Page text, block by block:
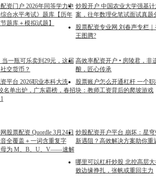
资门户 2026年同等学力申
合水平考试》题库【历年
题库＋模拟试题】
炒股开户 中国农业大学强基
案，往年数理化笔试面试真题
股票配资专业网 刘春声专栏
王图腾?
一瓶可乐卖到29元，这届
交货币？
高效率配资开户 • 房陵君，非
酿，匠心传承
平台 2026职业本科大洗
名单出炉，广东霸榜，春招
股票账户怎么开通杠杆 一个
块：教师工资背后的爬坡游戏
股票配资 Quordle 3月24日
全覆盖＋一词含重复字
母为 M、B、U、V——速解
炒股配资开户平台 崩坏：星
新遇阻？高效解决方案助你重
哪里可以杠杆炒股 北控高层
败边缘挣扎，张帆或重回主力